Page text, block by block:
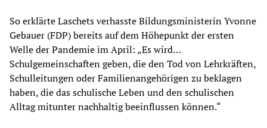
So erklärte Laschets verhasste Bildungsministerin Yvonne
Gebauer (FDP) bereits auf dem Höhepunkt der ersten
Welle der Pandemie im April: „Es wird…
Schulgemeinschaften geben, die den Tod von Lehrkräften,
Schulleitungen oder Familienangehörigen zu beklagen
haben, die das schulische Leben und den schulischen
Alltag mitunter nachhaltig beeinflussen können.“